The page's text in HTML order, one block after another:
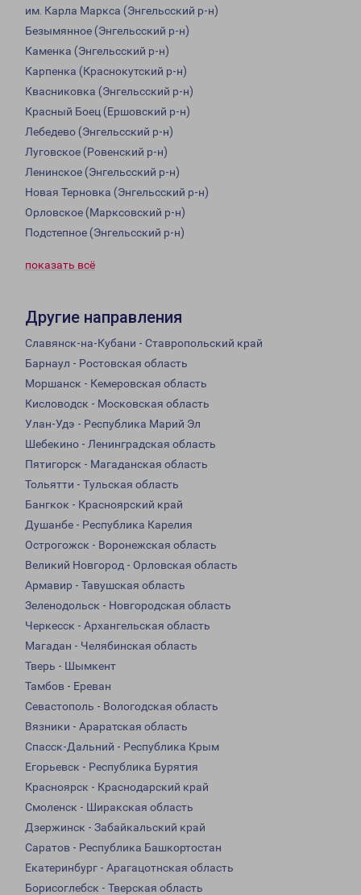
им. Карла Маркса (Энгельсский р-н)
Безымянное (Энгельсский р-н)
Каменка (Энгельсский р-н)
Карпенка (Краснокутский р-н)
Квасниковка (Энгельсский р-н)
Красный Боец (Ершовский р-н)
Лебедево (Энгельсский р-н)
Луговское (Ровенский р-н)
Ленинское (Энгельсский р-н)
Новая Терновка (Энгельсский р-н)
Орловское (Марксовский р-н)
Подстепное (Энгельсский р-н)
показать всё
Другие направления
Славянск-на-Кубани - Ставропольский край
Барнаул - Ростовская область
Моршанск - Кемеровская область
Кисловодск - Московская область
Улан-Удэ - Республика Марий Эл
Шебекино - Ленинградская область
Пятигорск - Магаданская область
Тольятти - Тульская область
Бангкок - Красноярский край
Душанбе - Республика Карелия
Острогожск - Воронежская область
Великий Новгород - Орловская область
Армавир - Тавушская область
Зеленодольск - Новгородская область
Черкесск - Архангельская область
Магадан - Челябинская область
Тверь - Шымкент
Тамбов - Ереван
Севастополь - Вологодская область
Вязники - Араратская область
Спасск-Дальний - Республика Крым
Егорьевск - Республика Бурятия
Красноярск - Краснодарский край
Смоленск - Ширакская область
Дзержинск - Забайкальский край
Саратов - Республика Башкортостан
Екатеринбург - Арагацотнская область
Борисоглебск - Тверская область